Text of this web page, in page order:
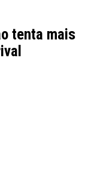
tenta mais